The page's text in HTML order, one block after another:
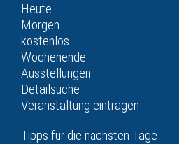
Heute
Morgen
kostenlos
Wochenende
Ausstellungen
Detailsuche
Veranstaltung eintragen
Tipps für die nächsten Tage